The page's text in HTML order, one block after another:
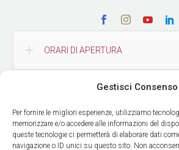
Gestisci Consenso
Per fornire le migliori esperienze, utilizziamo
memorizzare e/o accedere alle informazioni del
queste tecnologie ci permetterà di elaborare dati
navigazione o ID unici su questo sito. Non
ORARI DI APERTURA
COME RAGGIUNGERCI